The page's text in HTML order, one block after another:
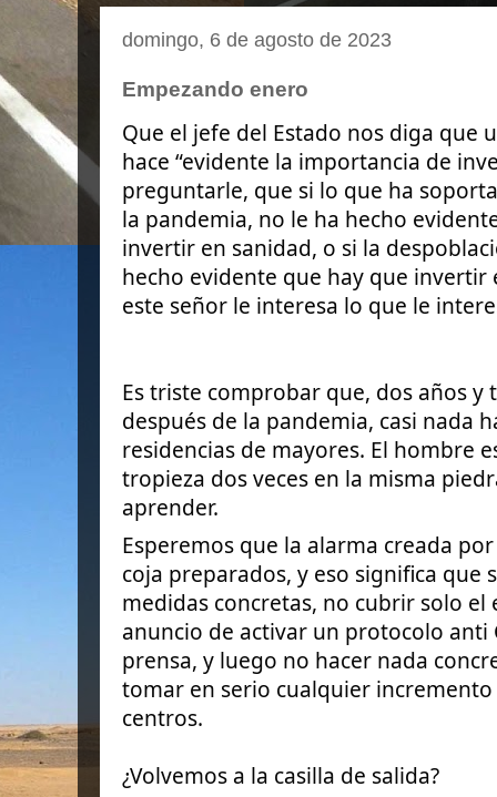
domingo, 6 de agosto de 2023
Empezando enero
Que el jefe del Estado nos diga que
hace “evidente la importancia de
preguntarle, que si lo que ha
la pandemia, no le ha hecho
invertir en sanidad, o si la
hecho evidente que hay que invertir
este señor le interesa lo que le
Es triste comprobar que, dos años
después de la pandemia, casi nada
residencias de mayores. El hombre
tropieza dos veces en la misma
aprender.
Esperemos que la alarma creada
coja preparados, y eso significa que
medidas concretas, no cubrir solo el
anuncio de activar un protocolo anti
prensa, y luego no hacer nada
tomar en serio cualquier
centros.
¿Volvemos a la casilla de salida?